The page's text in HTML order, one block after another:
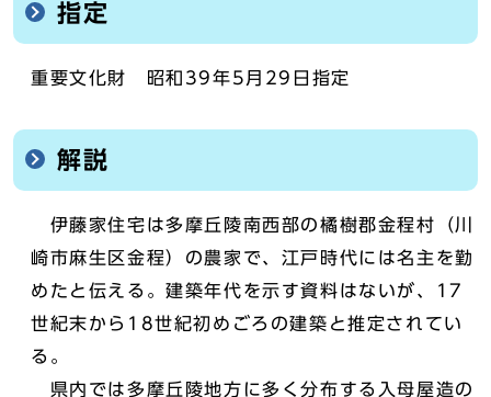
指定
重要文化財 昭和39年5月29日指定
解説
伊藤家住宅は多摩丘陵南西部の橘樹郡金程村（川
崎市麻生区金程）の農家で、江戸時代には名主を勤
めたと伝える。建築年代を示す資料はないが、17
世紀末から18世紀初めごろの建築と推定されてい
る。
県内では多摩丘陵地方に多く分布する入母屋造の